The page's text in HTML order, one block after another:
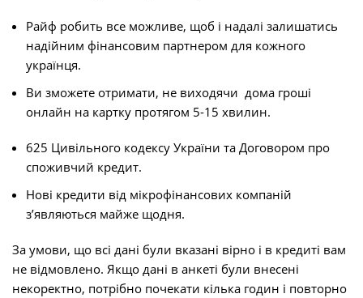
Райф робить все можливе, щоб і надалі залишатись
надійним фінансовим партнером для кожного
українця.
Ви зможете отримати, не виходячи дома гроші
онлайн на картку протягом 5-15 хвилин.
625 Цивільного кодексу України та Договором про
споживчий кредит.
Нові кредити від мікрофінансових компаній
з’являються майже щодня.
За умови, що всі дані були вказані вірно і в кредиті вам
не відмовлено. Якщо дані в анкеті були внесені
некоректно, потрібно почекати кілька годин і повторно